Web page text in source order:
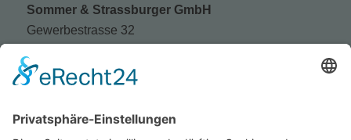
Sommer & Strassburger GmbH
Gewerbestrasse 32
Fax: +49 (0) 72 52 / 93 95 – 50